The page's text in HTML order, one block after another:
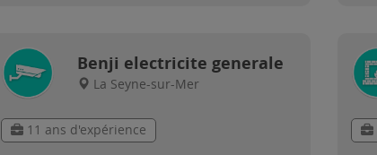
Benji electricite generale
La Seyne-sur-Mer
11 ans d'expérience